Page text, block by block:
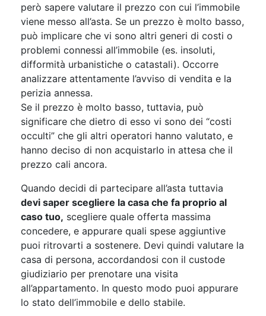
però sapere valutare il prezzo con cui l’immobile
viene messo all’asta. Se un prezzo è molto basso,
può implicare che vi sono altri generi di costi o
problemi connessi all’immobile (es. insoluti,
difformità urbanistiche o catastali). Occorre
analizzare attentamente l’avviso di vendita e la
perizia annessa.
Se il prezzo è molto basso, tuttavia, può
significare che dietro di esso vi sono dei “costi
occulti” che gli altri operatori hanno valutato, e
hanno deciso di non acquistarlo in attesa che il
prezzo cali ancora.
Quando decidi di partecipare all’asta tuttavia
devi saper scegliere la casa che fa proprio al
caso tuo, scegliere quale offerta massima
concedere, e appurare quali spese aggiuntive
puoi ritrovarti a sostenere. Devi quindi valutare la
casa di persona, accordandosi con il custode
giudiziario per prenotare una visita
all’appartamento. In questo modo puoi appurare
lo stato dell’immobile e dello stabile.